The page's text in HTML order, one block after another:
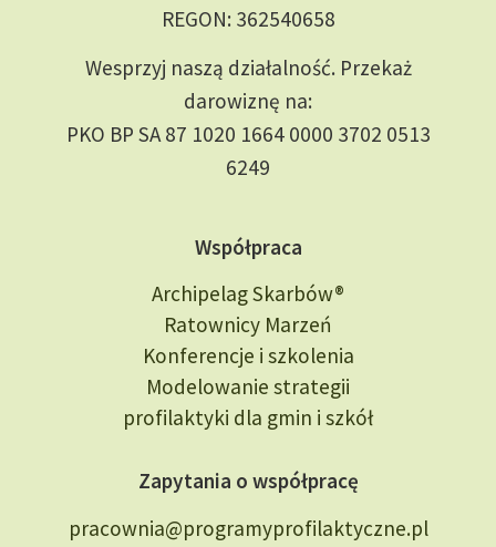
REGON: 362540658
Wesprzyj naszą działalność. Przekaż
darowiznę na:
PKO BP SA 87 1020 1664 0000 3702 0513
6249
Współpraca
Archipelag Skarbów®
Ratownicy Marzeń
Konferencje i szkolenia
Modelowanie strategii
profilaktyki dla gmin i szkół
Zapytania o współpracę
pracownia@programyprofilaktyczne.pl